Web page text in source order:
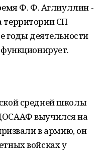
Ф. Ф. Аглиуллин -
территории СП
годы деятельности
функционирует.
средней школы
выучился на
в армию, он
войсках у